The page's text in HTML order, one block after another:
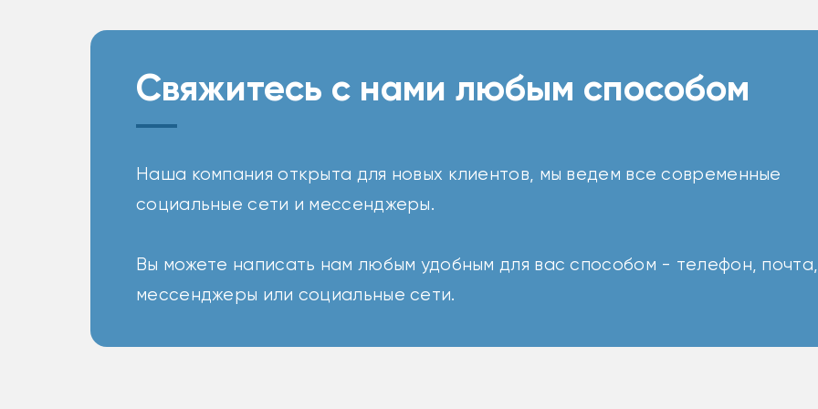
Свяжитесь с нами любым способом
Наша компания открыта для новых клиентов, мы ведем все современные
социальные сети и мессенджеры.
Вы можете написать нам любым удобным для вас способом - телефон, почта,
мессенджеры или социальные сети.